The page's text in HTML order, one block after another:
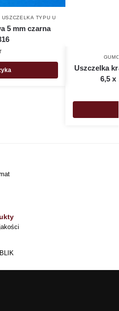
USZCZELKA TYPU U
5 mm czarna
Uszczelka
6,5 x